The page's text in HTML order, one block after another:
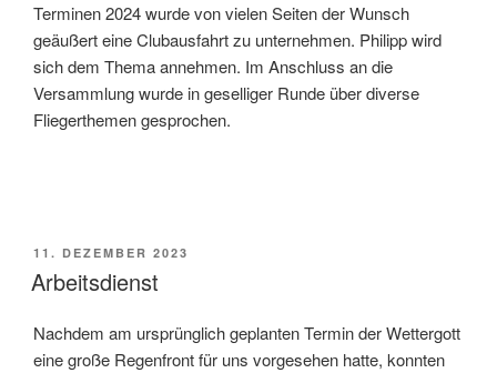
Terminen 2024 wurde von vielen Seiten der Wunsch
geäußert eine Clubausfahrt zu unternehmen. Philipp wird
sich dem Thema annehmen. Im Anschluss an die
Versammlung wurde in geselliger Runde über diverse
Fliegerthemen gesprochen.
VERÖFFENTLICHT
AM
11. DEZEMBER 2023
Arbeitsdienst
Nachdem am ursprünglich geplanten Termin der Wettergott
eine große Regenfront für uns vorgesehen hatte, konnten